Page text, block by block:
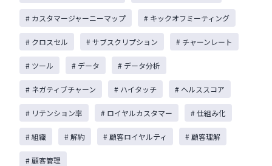
# カスタマージャーニーマップ # キックオフミーティング
# クロスセル # サブスクリプション # チャーンレート
# ツール # データ # データ分析
# ネガティブチャーン # ハイタッチ # ヘルススコア
# リテンション率 # ロイヤルカスタマー # 仕組み化
# 組織 # 解約 # 顧客ロイヤルティ # 顧客理解
# 顧客管理